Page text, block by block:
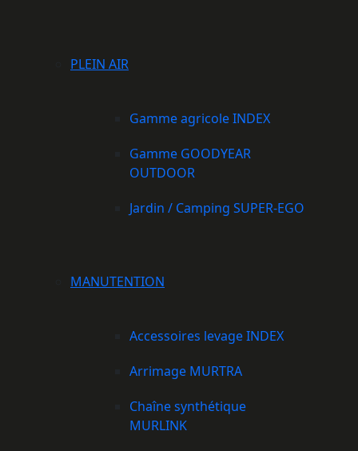
PLEIN AIR
Gamme agricole INDEX
Gamme GOODYEAR
OUTDOOR
Jardin / Camping SUPER-EGO
MANUTENTION
Accessoires levage INDEX
Arrimage MURTRA
Chaîne synthétique
MURLINK